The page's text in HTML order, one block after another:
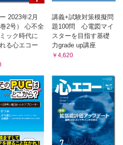
（COVID-19）の検査において，現
していますが，核酸増幅検査など他
のように考えればよいですか？
3回徳島神経筋セミナー
検査士資格認定試験
2023年2月
2号） 心不全
ック時代に
る心エコー
講義+試験対策模擬問
題100問 心電図マイ
スターを目指す基礎
力grade up講座
￥4,620